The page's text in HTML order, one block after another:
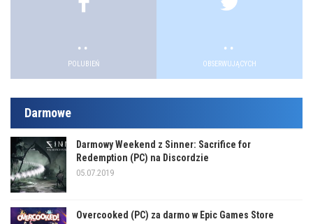
..
POLUBIEŃ
..
OBSERWUJĄCYCH
Darmowe
Darmowy Weekend z Sinner: Sacrifice for
Redemption (PC) na Discordzie
05.07.2019
Overcooked (PC) za darmo w Epic Games Store